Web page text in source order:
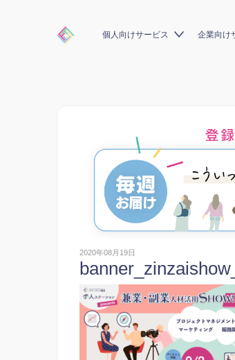
個人向けサービス 企業向け
2020年08月19日